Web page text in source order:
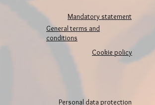
Mandatory statement
General terms and
conditions
Cookie policy
Personal data protection